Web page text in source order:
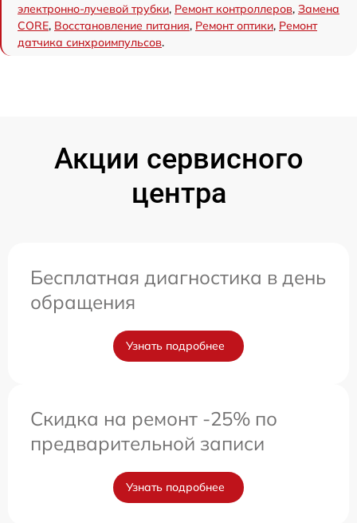
электронно-лучевой трубки, Ремонт контроллеров, Замена
CORE, Восстановление питания, Ремонт оптики, Ремонт
датчика синхроимпульсов.
Акции сервисного
центра
Бесплатная диагностика в день
обращения
Узнать подробнее
Скидка на ремонт -25% по
предварительной записи
Узнать подробнее